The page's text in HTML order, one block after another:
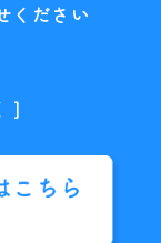
ください
]